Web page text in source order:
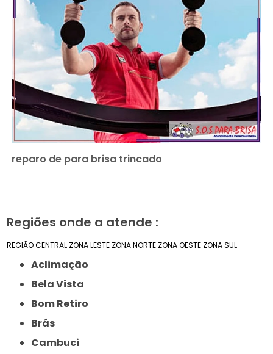
reparo de para brisa trincado
Regiões onde a atende :
REGIÃO CENTRAL ZONA LESTE ZONA NORTE ZONA OESTE ZONA SUL
Aclimação
Bela Vista
Bom Retiro
Brás
Cambuci